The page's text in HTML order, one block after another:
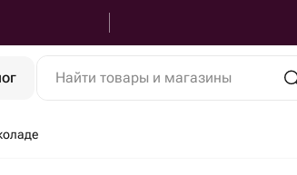
Найти товары и магазины